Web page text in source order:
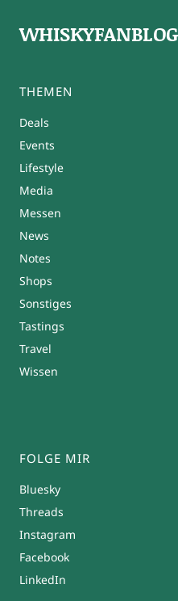
THEMEN
Deals
Events
Lifestyle
Media
Messen
News
Notes
Shops
Sonstiges
Tastings
Travel
Wissen
FOLGE MIR
Bluesky
Threads
Instagram
Facebook
LinkedIn